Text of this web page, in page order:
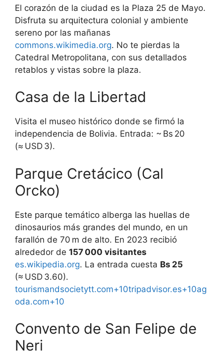
El corazón de la ciudad es la Plaza 25 de Mayo.
Disfruta su arquitectura colonial y ambiente
sereno por las mañanas
commons.wikimedia.org. No te pierdas la
Catedral Metropolitana, con sus detallados
retablos y vistas sobre la plaza.
Casa de la Libertad
Visita el museo histórico donde se firmó la
independencia de Bolivia. Entrada: ~ Bs 20
(≈ USD 3).
Parque Cretácico (Cal
Orcko)
Este parque temático alberga las huellas de
dinosaurios más grandes del mundo, en un
farallón de 70 m de alto. En 2023 recibió
alrededor de 157 000 visitantes
es.wikipedia.org. La entrada cuesta Bs 25
(≈ USD 3.60).
tourismandsocietytt.com+10tripadvisor.es+10ag
oda.com+10
Convento de San Felipe de
Neri